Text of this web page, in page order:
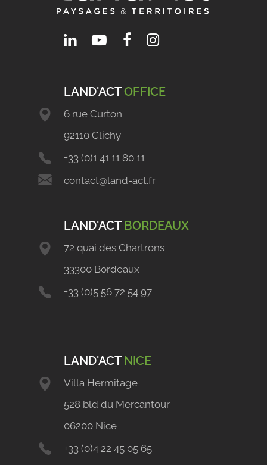
LAND'ACTOFFICE
6 rue Curton
92110 Clichy
+33 (0)1 41 11 80 11
contact@land-act.fr
LAND'ACT BORDEAUX
72 quai des Chartrons
33300 Bordeaux
+33 (0)5 56 72 54 97
LAND'ACT NICE
Villa Hermitage
528 bld du Mercantour
06200 Nice
+33 (0)4 22 45 05 65